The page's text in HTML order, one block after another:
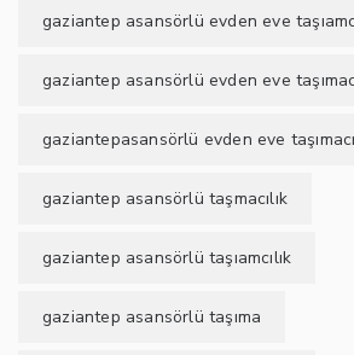
gaziantep asansörlü evden eve
gaziantep asansörlü evden eve
gaziantepasansörlü evden eve
gaziantep asansörlü taşmacılık
gaziantep asansörlü taşıamcılık
gaziantep asansörlü taşıma